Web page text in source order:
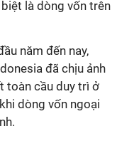
là dòng vốn trên
năm đến nay,
đã chịu ảnh
toàn cầu duy trì ở
dòng vốn ngoại